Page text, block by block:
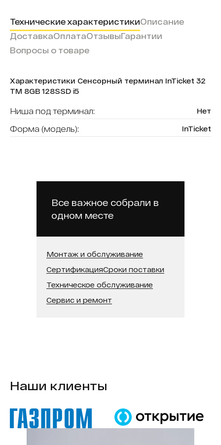
Технические характеристикиОписание
ДоставкаОплатаОтзывыГарантии
Вопросы о товаре
Характеристики Сенсорный терминал InTicket 32
ТМ 8GB 128SSD i5
Ниша под терминал: Нет
Форма (модель): InTicket
Модель процессора: Intel Core i5
Встроенная память (SSD):
Оперативная память:
Диагональ:
Все важное собрали в
одном месте
Монтаж и обслуживание
СертификацияСроки поставки
Техническое обслуживание
Сервис и ремонт
Наши клиенты